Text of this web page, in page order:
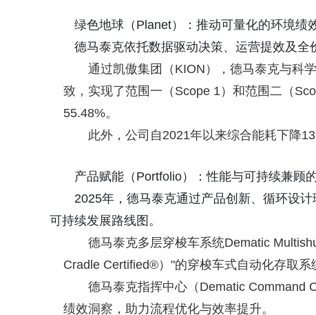
绿色地球（Planet）：推动可量化的环境绩
德马泰克依托数据驱动决策、运营提效及全
通过凯傲集团（KION），德马泰克与科
致，实现了范围一（Scope 1）和范围二（
55.48%。
此外，公司自2021年以来综合能耗下降
产品赋能（Portfolio）：性能与可持续兼顾
2025年，德马泰克通过产品创新、循环设
可持续发展路线图。
德马泰克多层穿梭车系统Dematic
Cradle Certified®）"的穿梭车式自动化存取系
德马泰克指挥中心（Dematic Command
绩效洞察，助力流程优化与效率提升。